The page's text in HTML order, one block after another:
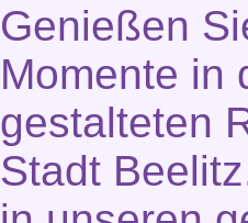
Genießen
Momente in
gestalteten
Stadt